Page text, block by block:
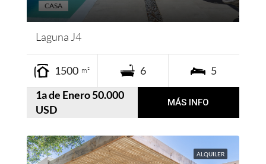
Laguna J4
1500 m² 6 5
CASA
1a de Enero 50.000
USD
MÁS INFO
ALQUILER